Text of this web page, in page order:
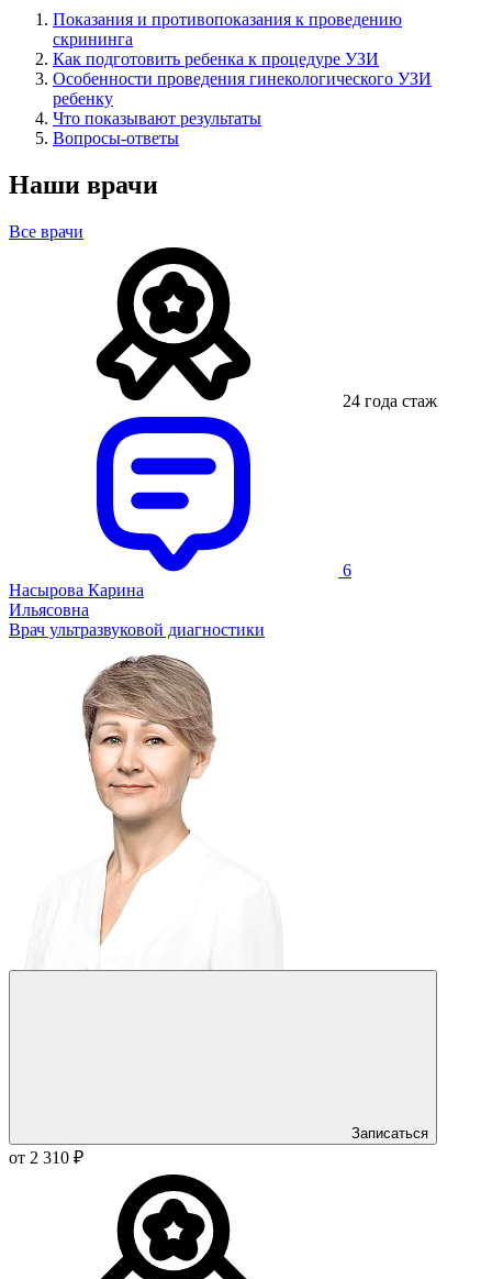
Показания и противопоказания к проведению
скрининга
Как подготовить ребенка к процедуре УЗИ
Особенности проведения гинекологического УЗИ
ребенку
Что показывают результаты
Вопросы-ответы
Наши врачи
Все врачи
24 года стаж
6
Насырова Карина
Ильясовна
Врач ультразвуковой диагностики
Записаться
от 2 310 ₽